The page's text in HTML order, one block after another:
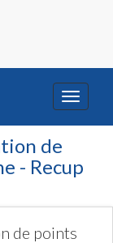
Toggle
de
- Recup
de points